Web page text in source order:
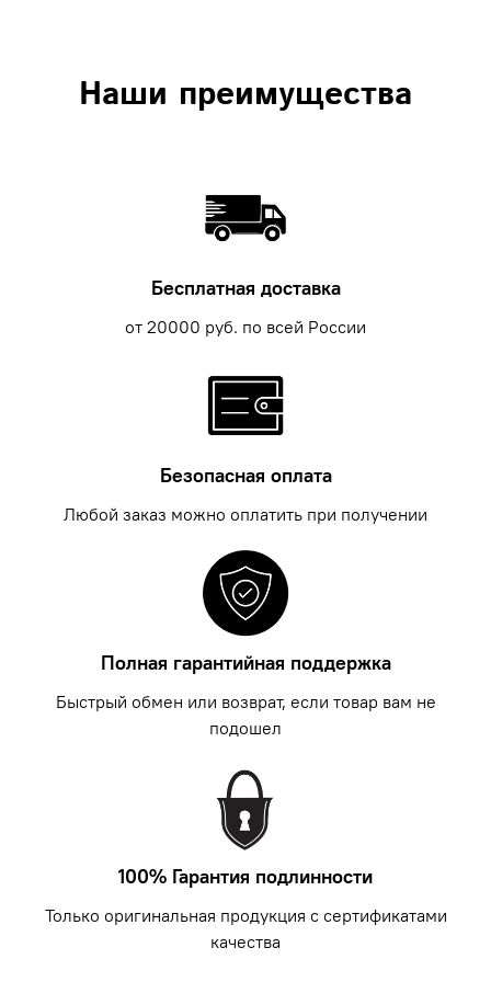
Наши преимущества
Бесплатная доставка
от 20000 руб. по всей России
Безопасная оплата
Любой заказ можно оплатить при получении
Полная гарантийная поддержка
Быстрый обмен или возврат, если товар вам не
подошел
100% Гарантия подлинности
Только оригинальная продукция с сертификатами
качества